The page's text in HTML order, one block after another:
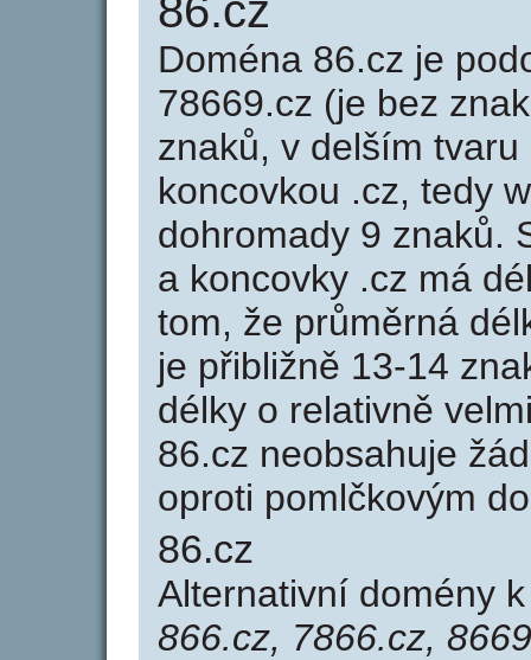
86.cz
Doména 86.cz je
78669.cz (je bez
znaků, v delším
koncovkou .cz, tedy
dohromady 9 znaků.
a koncovky .cz má
tom, že průměrná
je přibližně 13-14
délky o relativně
86.cz neobsahuje
oproti pomlčkovým
86.cz
Alternativní domény
866.cz, 7866.cz,